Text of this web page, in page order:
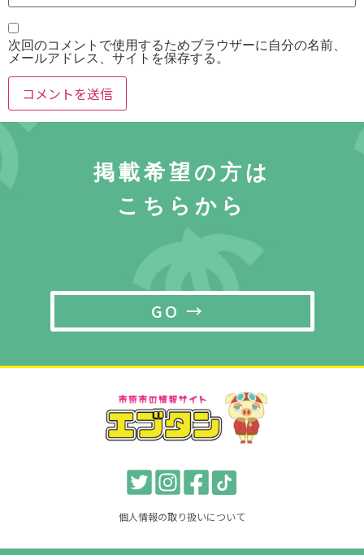
次回のコメントで使用するためブラウザーに自分の名前、
メールアドレス、サイトを保存する。
掲載希望の方は
こちらから
GO →
個人情報の取り扱いについて